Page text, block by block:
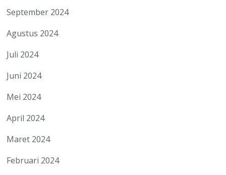
September 2024
Agustus 2024
Juli 2024
Juni 2024
Mei 2024
April 2024
Maret 2024
Februari 2024